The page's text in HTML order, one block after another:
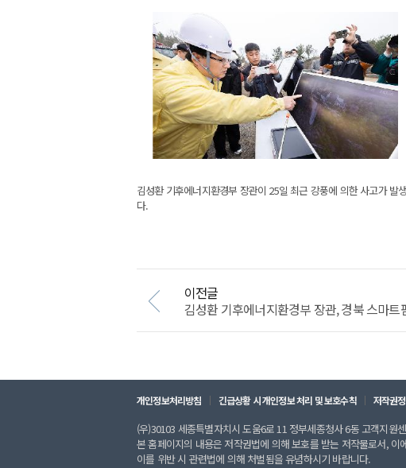
김성환 기후에너지환경부 장관이 25일 최근 강풍에 의한 사고가
다.
이전글
김성환 기후에너지환경부 장관, 경북 스마트
개인정보처리방침 긴급상황 시 개인정보 처리 및 보호수칙 저작권
(우)30103 세종특별자치시 도움6로 11 정부세종청사 6동 고객지원
본 홈페이지의 내용은 저작권법에 의해 보호를 받는 저작물로서,
이를 위반 시 관련법에 의해 처벌됨을 유념하시기 바랍니다.